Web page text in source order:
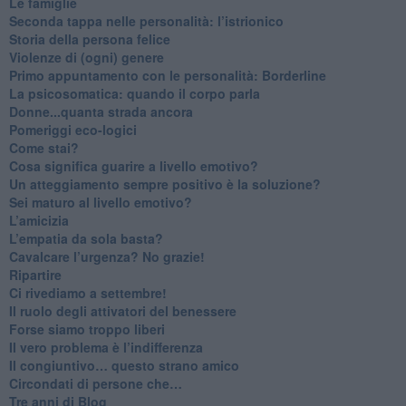
Seconda tappa nelle personalità: l’istrionico
​Storia della persona felice
Violenze di (ogni) genere
​Primo appuntamento con le personalità: Borderline
La psicosomatica: quando il corpo parla
Donne...quanta strada ancora
​Pomeriggi eco-logici
​Come stai?
Cosa significa guarire a livello emotivo?
​Un atteggiamento sempre positivo è la soluzione?
​Sei maturo al livello emotivo?
​L’amicizia
​L’empatia da sola basta?
​Cavalcare l’urgenza? No grazie!
Ripartire
​Ci rivediamo a settembre!
​Il ruolo degli attivatori del benessere
​Forse siamo troppo liberi
​Il vero problema è l’indifferenza
​Il congiuntivo… questo strano amico
​Circondati di persone che…
​Tre anni di Blog